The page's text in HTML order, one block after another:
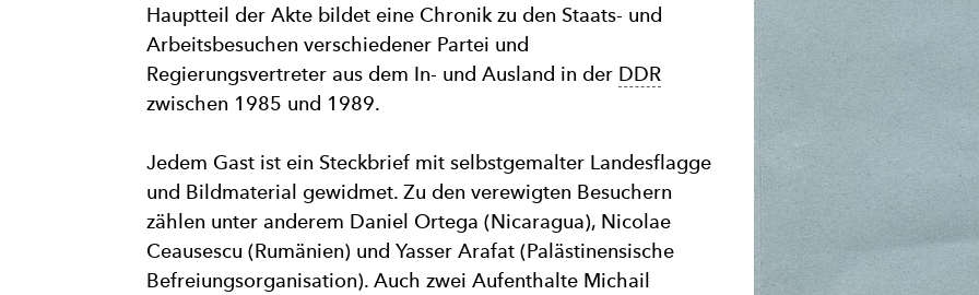
Hauptteil der Akte bildet eine Chronik zu den Staats- und
Arbeitsbesuchen verschiedener Partei und
Regierungsvertreter aus dem In- und Ausland in der DDR
zwischen 1985 und 1989.
Jedem Gast ist ein Steckbrief mit selbstgemalter Landesflagge
und Bildmaterial gewidmet. Zu den verewigten Besuchern
zählen unter anderem Daniel Ortega (Nicaragua), Nicolae
Ceausescu (Rumänien) und Yasser Arafat (Palästinensische
Befreiungsorganisation). Auch zwei Aufenthalte Michail